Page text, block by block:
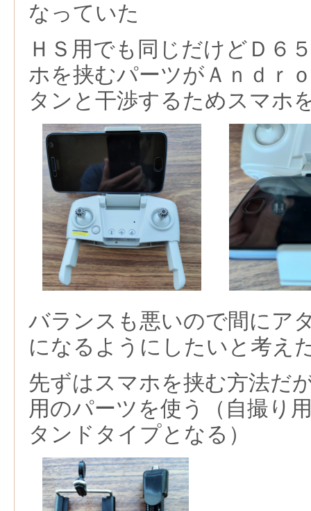
なっていた
ＨＳ用でも同じだけどＤ６
ホを挟むパーツがＡｎｄｒ
タンと干渉するためスマホ
バランスも悪いので間にア
になるようにしたいと考え
先ずはスマホを挟む方法だ
用のパーツを使う（自撮り
タンドタイプとなる）